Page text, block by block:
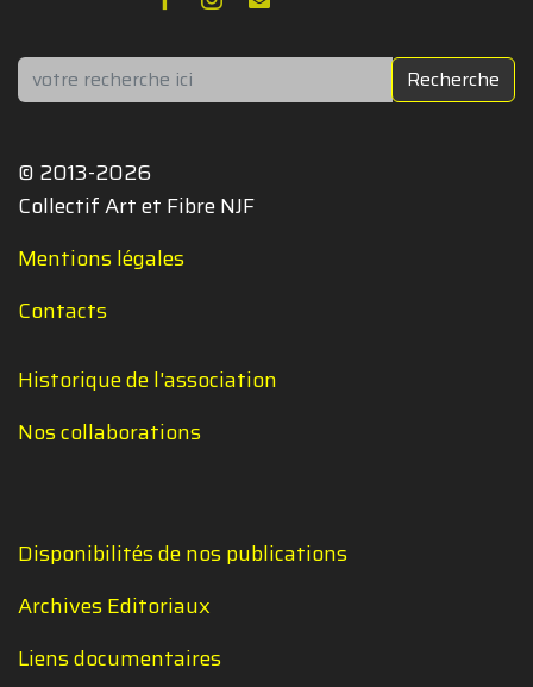
Rechercher Recherche
© 2013-2026
Collectif Art et Fibre NJF
Mentions légales
Contacts
Historique de l'association
Nos collaborations
Disponibilités de nos publications
Archives Editoriaux
Liens documentaires